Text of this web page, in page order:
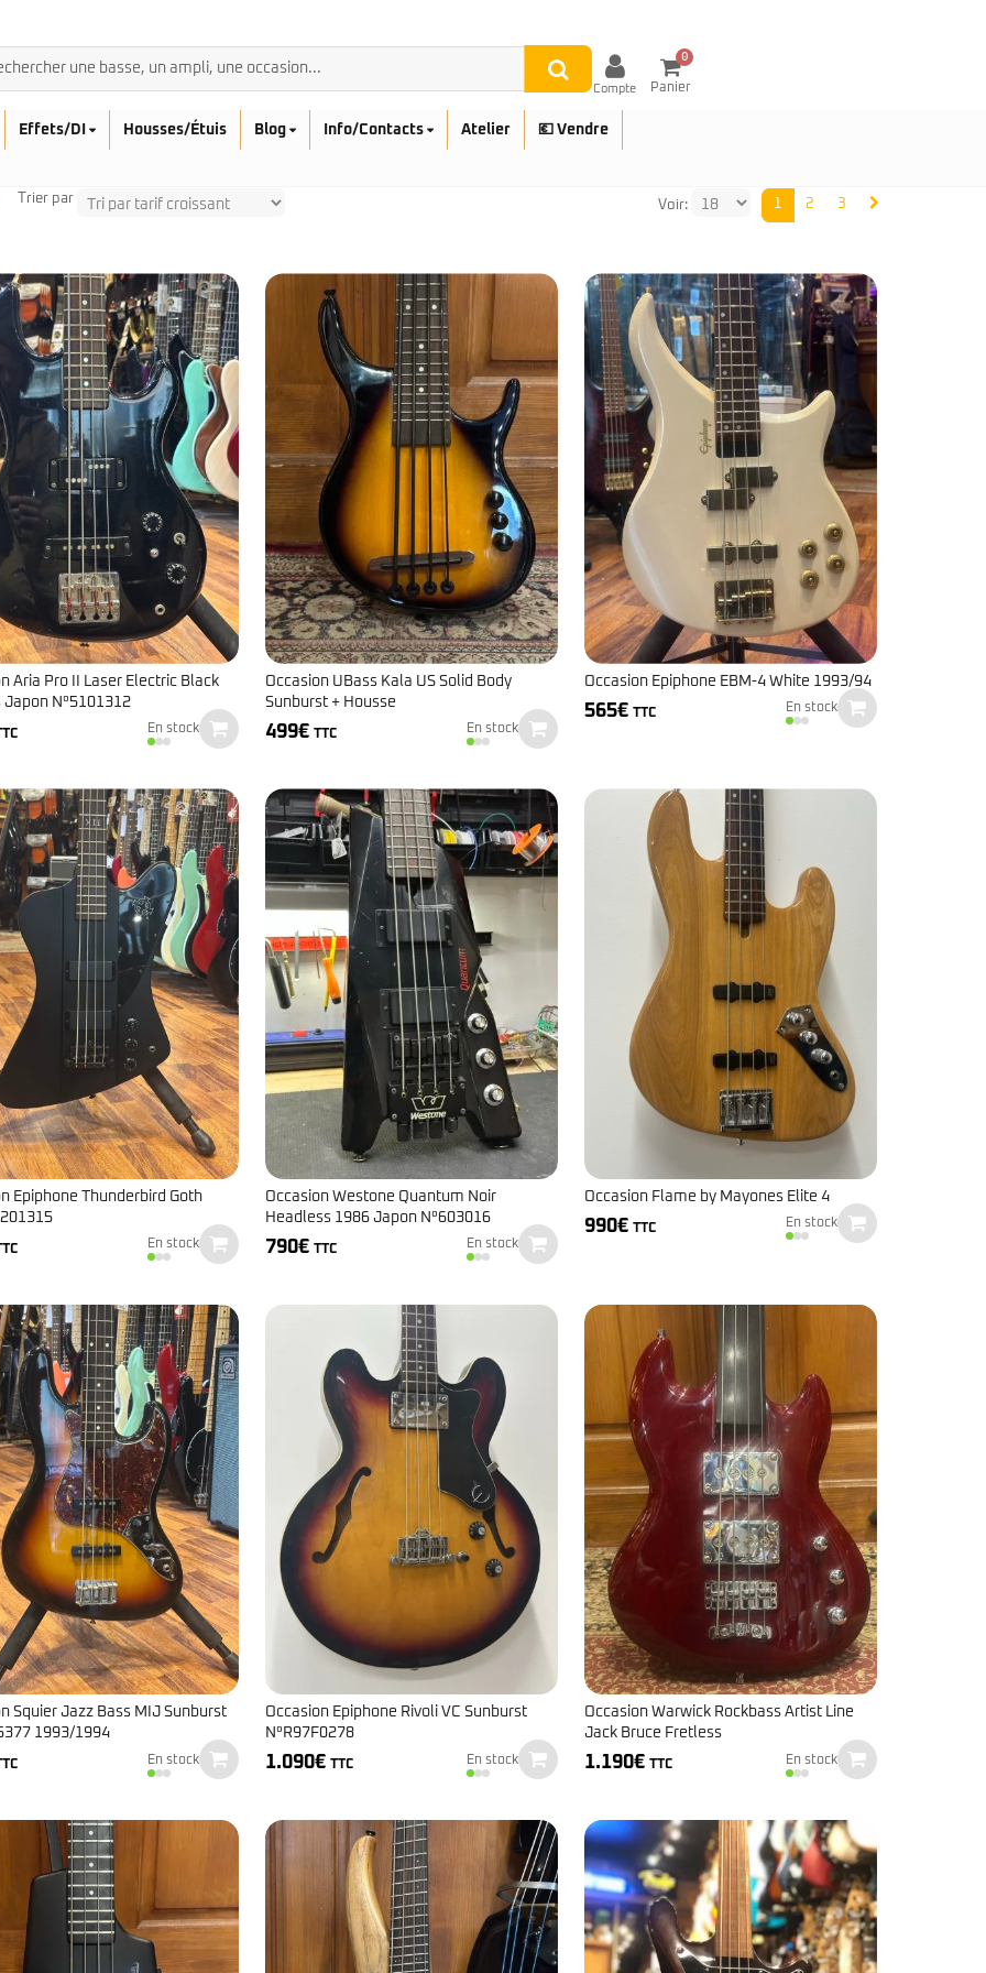
Compte
0
Panier
Rickenbacker
Sadowsky
Sandberg
Squier
Affinity
Serie Mini
Classic Vibe Jazz Bass
Classic Vibe Precision
Classic Vibe Jaguar
Classic Vibe Mustang
Classic Vibe Telecaster
Paranormal
Sterling by Music Man
Série Stingray Short Scale
Serie Stingray Ray2 Intro Series
Serie Stingray Ray4/5
Serie Stingray Ray24/25
Warwick / Rockbass
Yamaha
Serie BB
Serie TRB
Serie TRBX
Signature
BASSES ACOUSTIQUES
Breedlove
Fender
Furch
Guild
Sigma
Takamine
BASSES UKULÉLÉS
Cordoba
Fender
Kala
Ortega
Effets/DI Housses/Étuis Blog Info/Contacts Atelier 💶 Vendre
Trier par Voir: 1 2 3
Aria Pro II Laser Electric Black
Japon N°5101312
En stock
Occasion UBass Kala US Solid Body
Sunburst + Housse
499€ TTC En stock
Occasion Epiphone EBM-4 White 1993/94
565€ TTC En stock
Epiphone Thunderbird Goth
En stock
Occasion Westone Quantum Noir
Headless 1986 Japon N°603016
790€ TTC En stock
Occasion Flame by Mayones Elite 4
990€ TTC En stock
Squier Jazz Bass MIJ Sunburst
1993/1994
En stock
Occasion Epiphone Rivoli VC Sunburst
N°R97F0278
1.090€ TTC En stock
Occasion Warwick Rockbass Artist Line
Jack Bruce Fretless
1.190€ TTC En stock